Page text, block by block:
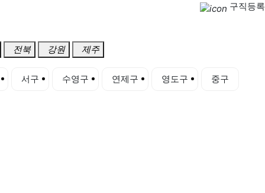
구직등록
전북 강원 제주
서구 수영구 연제구 영도구 중구